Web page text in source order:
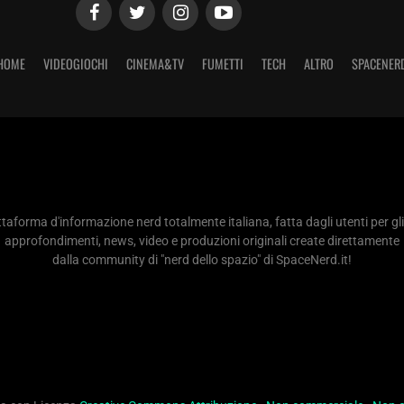
VIDEOGIOCHI CINEMA&TV FUMETTI TECH ALTRO
d'informazione nerd totalmente italiana, fatta dagli utenti per
approfondimenti, news, video e produzioni originali create direttamente
dalla community di "nerd dello spazio" di SpaceNerd.it!